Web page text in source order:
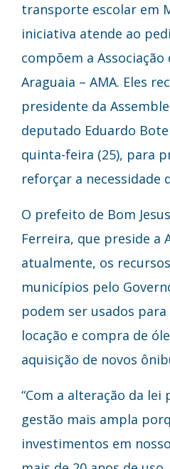
transporte escolar em
iniciativa atende ao
compõem a
Araguaia – AMA. Eles
presidente da
deputado Eduardo
quinta-feira (25), para
reforçar a necessidade
O prefeito de Bom
Ferreira, que preside a
atualmente, os
municípios pelo
podem ser usados
locação e compra de
aquisição de novos
“Com a alteração da
gestão mais ampla
investimentos em